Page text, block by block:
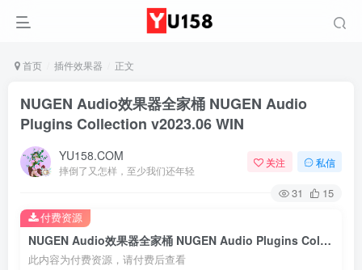
首页 插件效果器 正文
NUGEN Audio效果器全家桶 NUGEN Audio
Plugins Collection v2023.06 WIN
YU158.COM
摔倒了又怎样，至少我们还年轻
关注 私信
31 15
NUGEN Audio效果器全家桶 NUGEN Audio Plugins Collection v2023.06 WIN
此内容为付费资源，请付费后查看
付费资源